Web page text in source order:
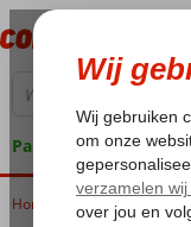
Pakketgarantie
Home Vakantie reizen